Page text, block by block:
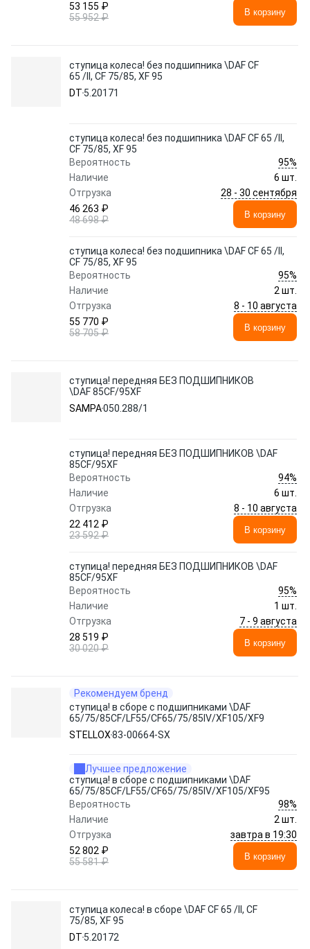
53 155 ₽
55 952 ₽
В корзину
ступица колеса! без подшипника \DAF CF
65 /II, CF 75/85, XF 95
DT 5.20171
ступица колеса! без подшипника \DAF CF 65 /II,
CF 75/85, XF 95
Вероятность
95%
Наличие
6 шт.
Отгрузка
28 - 30 сентября
46 263 ₽
48 698 ₽
В корзину
ступица колеса! без подшипника \DAF CF 65 /II,
CF 75/85, XF 95
Вероятность
95%
Наличие
2 шт.
Отгрузка
8 - 10 августа
55 770 ₽
58 705 ₽
В корзину
ступица! передняя БЕЗ ПОДШИПНИКОВ
\DAF 85CF/95XF
SAMPA050.288/1
ступица! передняя БЕЗ ПОДШИПНИКОВ \DAF
85CF/95XF
Вероятность
94%
Наличие
6 шт.
Отгрузка
8 - 10 августа
22 412 ₽
23 592 ₽
В корзину
ступица! передняя БЕЗ ПОДШИПНИКОВ \DAF
85CF/95XF
Вероятность
95%
Наличие
1 шт.
Отгрузка
7 - 9 августа
28 519 ₽
30 020 ₽
В корзину
Рекомендуем бренд
ступица! в сборе с подшипниками \DAF
65/75/85CF/LF55/CF65/75/85IV/XF105/XF95
STELLOX83-00664-SX
Лучшее предложение
ступица! в сборе с подшипниками \DAF
65/75/85CF/LF55/CF65/75/85IV/XF105/XF95
Вероятность
98%
Наличие
2 шт.
Отгрузка
завтра в 19:30
52 802 ₽
55 581 ₽
В корзину
ступица колеса! в сборе \DAF CF 65 /II, CF
75/85, XF 95
DT 5.20172